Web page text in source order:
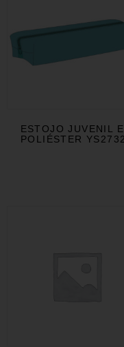
ESTOJO JUVENIL
POLIÉSTER